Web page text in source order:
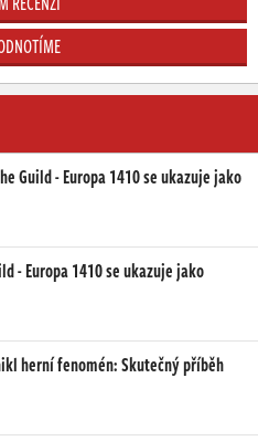
Guild - Europa 1410 se ukazuje jako
- Europa 1410 se ukazuje jako
herní fenomén: Skutečný příběh